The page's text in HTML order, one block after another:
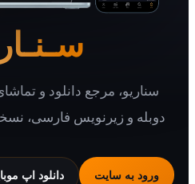
سـنـاریــو
مرجع دانلود و تماشای آنلاین
و زیرنویس فارسی، نسخه اصلی و
به سایت دانلود اپ موبایل